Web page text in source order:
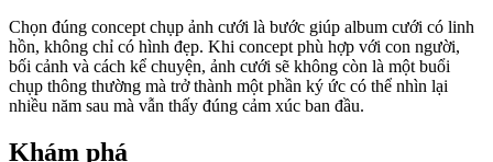
Chọn đúng concept chụp ảnh cưới là bước giúp album cưới có linh
hồn, không chỉ có hình đẹp. Khi concept phù hợp với con người,
bối cảnh và cách kể chuyện, ảnh cưới sẽ không còn là một buổi
chụp thông thường mà trở thành một phần ký ức có thể nhìn lại
nhiều năm sau mà vẫn thấy đúng cảm xúc ban đầu.
Khám phá